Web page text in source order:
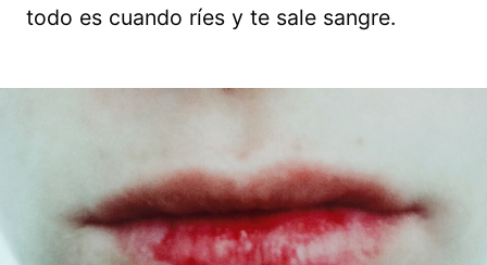
todo es cuando ríes y te sale sangre.